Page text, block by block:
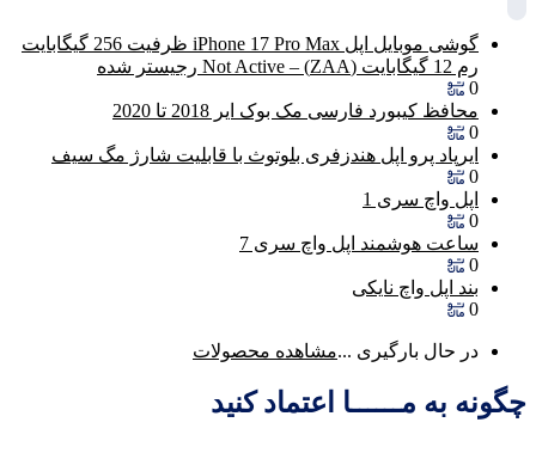
گوشی موبایل اپل iPhone 17 Pro Max ظرفیت 256 گیگابایت
رم 12 گیگابایت (ZAA) – Not Active رجیستر شده
0
محافظ کیبورد فارسی مک بوک ایر 2018 تا 2020
0
ایرپاد پرو اپل هندزفری بلوتوث با قابلیت شارژ مگ سیف
0
اپل واچ سری 1
0
ساعت هوشمند اپل واچ سری 7
0
بند اپل واچ نایکی
0
در حال بارگیری ...مشاهده محصولات
چگونه به مــــــا اعتماد کنید